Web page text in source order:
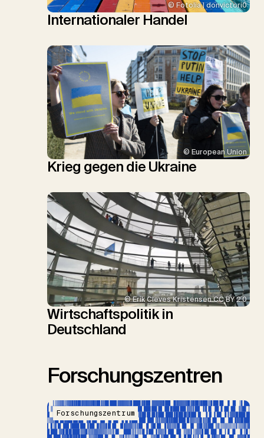
© Fotolia | donvictori0
Internationaler Handel
© European Union
Krieg gegen die Ukraine
© Erik Cleves Kristensen CC BY 2.0
Wirtschaftspolitik in
Deutschland
Forschungszentren
Forschungszentrum